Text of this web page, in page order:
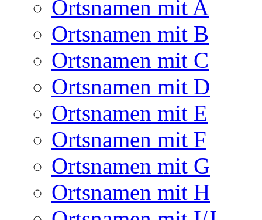
Ortsnamen mit A
Ortsnamen mit B
Ortsnamen mit C
Ortsnamen mit D
Ortsnamen mit E
Ortsnamen mit F
Ortsnamen mit G
Ortsnamen mit H